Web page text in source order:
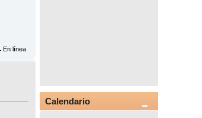
En línea
Calendario